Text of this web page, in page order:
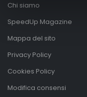
Chi siamo
SpeedUp Magazine
Mappa del sito
Privacy Policy
Cookies Policy
Modifica consensi